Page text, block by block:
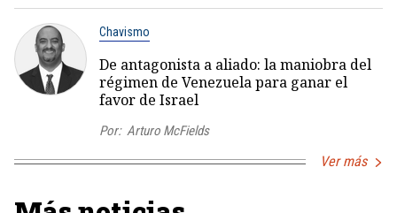
Chavismo
De antagonista a aliado: la maniobra del
régimen de Venezuela para ganar el
favor de Israel
Por: Arturo McFields
Ver más